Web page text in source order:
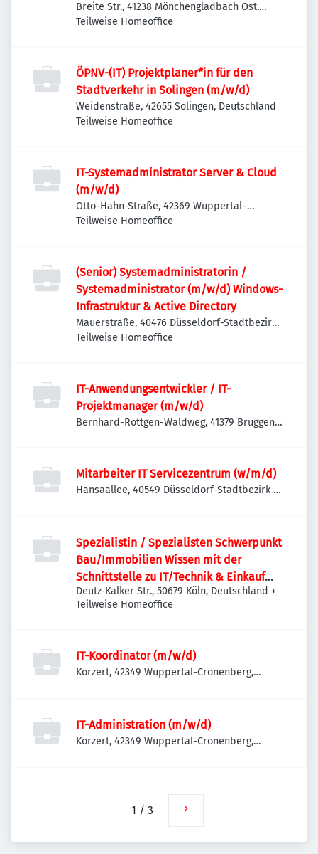
Breite Str., 41238 Mönchengladbach Ost,
Deutschland
Teilweise Homeoffice
ÖPNV-(IT) Projektplaner*in für den
Stadtverkehr in Solingen (m/w/d)
Weidenstraße, 42655 Solingen, Deutschland
Teilweise Homeoffice
IT-Systemadministrator Server & Cloud
(m/w/d)
Otto-Hahn-Straße, 42369 Wuppertal-
Ronsdorf, Deutschland
Teilweise Homeoffice
(Senior) Systemadministratorin /
Systemadministrator (m/w/d) Windows-
Infrastruktur & Active Directory
Mauerstraße, 40476 Düsseldorf-Stadtbezirk
1, Deutschland
Teilweise Homeoffice
IT-Anwendungsentwickler / IT-
Projektmanager (m/w/d)
Bernhard-Röttgen-Waldweg, 41379 Brüggen,
Mitarbeiter IT Servicezentrum (w/m/d)
Hansaallee, 40549 Düsseldorf-Stadtbezirk 4,
Spezialistin / Spezialisten Schwerpunkt
Bau/Immobilien Wissen mit der
Schnittstelle zu IT/Technik & Einkauf
(m/w/d)
Deutz-Kalker Str., 50679 Köln, Deutschland +
Teilweise Homeoffice
IT-Koordinator (m/w/d)
Korzert, 42349 Wuppertal-Cronenberg,
IT-Administration (m/w/d)
Korzert, 42349 Wuppertal-Cronenberg,
1 / 3